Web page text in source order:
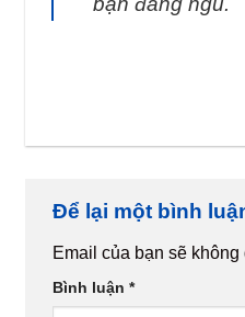
Để lại một bình
Email của bạn sẽ
Bình luận *